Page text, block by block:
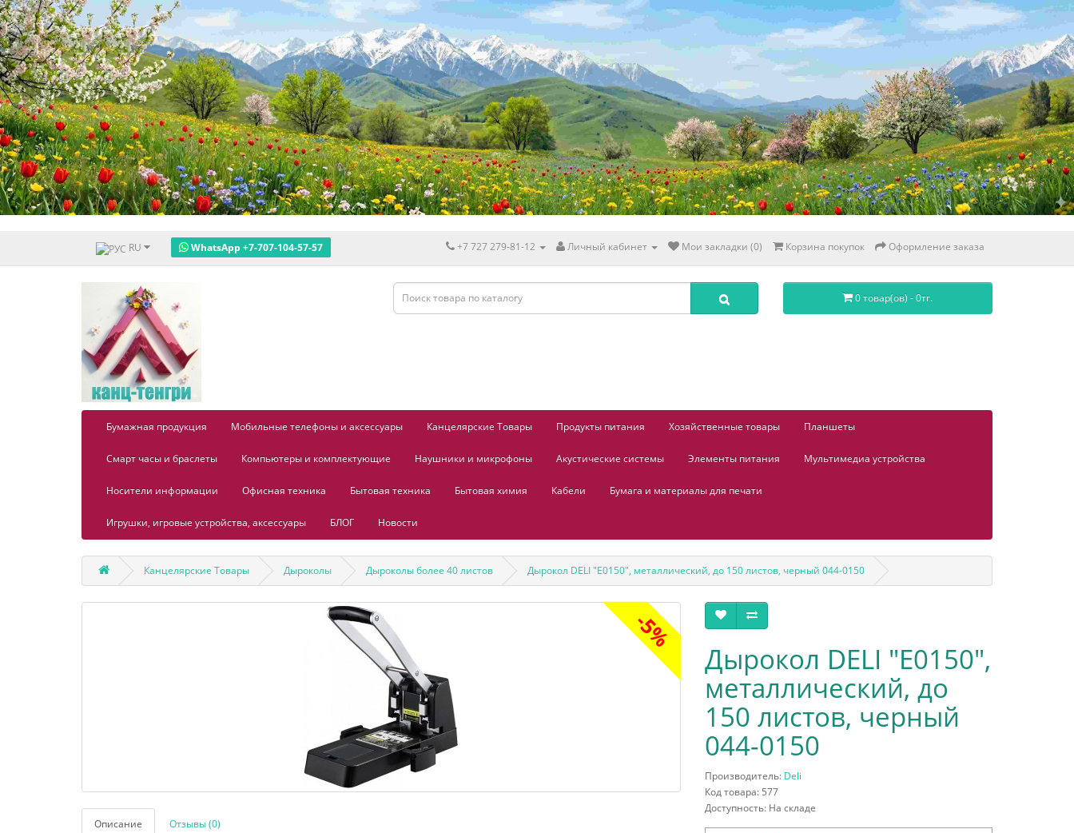
RU WhatsApp +7-707-104-57-57 +7 727 279-81-12 Личный кабинет Мои закладки (0) Корзина покупок Оформление заказа
0 товар(ов) - 0тг.
Бумажная продукция Мобильные телефоны и аксессуары Канцелярские Товары Продукты питания Хозяйственные товары Планшеты
Смарт часы и браслеты Компьютеры и комплектующие Наушники и микрофоны Акустические системы Элементы питания Мультимедиа устройства
Носители информации Офисная техника Бытовая техника Бытовая химия Кабели Бумага и материалы для печати
Игрушки, игровые устройства, аксессуары БЛОГ Новости
Канцелярские Товары Дыроколы Дыроколы более 40 листов Дырокол DELI "Е0150", металлический, до 150 листов, черный 044-0150
-5%
Описание Отзывы (0)
Дырокол DELI "Е0150",
металлический, до
150 листов, черный
044-0150
Производитель: Deli
Код товара: 577
Доступность: На складе